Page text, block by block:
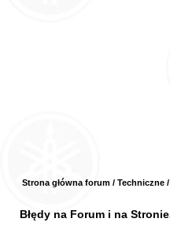
Strona główna forum / Techniczne /
Błędy na Forum i na Stronie